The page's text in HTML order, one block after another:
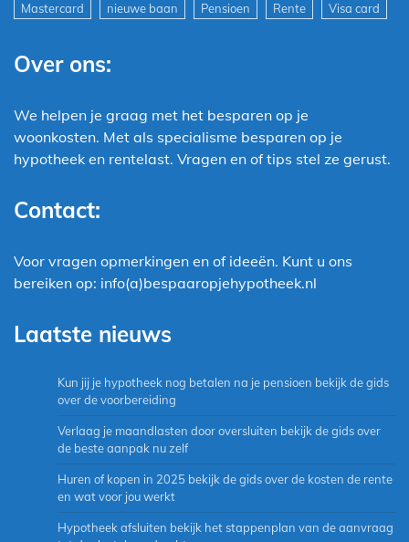
Mastercard
nieuwe baan Pensioen Rente Visa card
Over ons:
We helpen je graag met het besparen op je
woonkosten. Met als specialisme besparen op je
hypotheek en rentelast. Vragen en of tips stel ze gerust.
Contact:
Voor vragen opmerkingen en of ideeën. Kunt u ons
bereiken op: info(a)bespaaropjehypotheek.nl
Laatste nieuws
Kun jij je hypotheek nog betalen na je pensioen bekijk de gids
over de voorbereiding
Verlaag je maandlasten door oversluiten bekijk de gids over
de beste aanpak nu zelf
Huren of kopen in 2025 bekijk de gids over de kosten de rente
en wat voor jou werkt
Hypotheek afsluiten bekijk het stappenplan van de aanvraag